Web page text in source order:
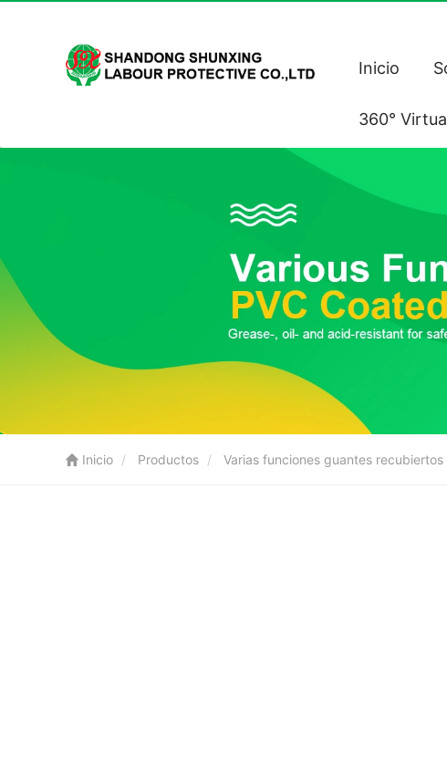
Inicio
360°
Inicio Productos Varias funciones guantes recubiertos